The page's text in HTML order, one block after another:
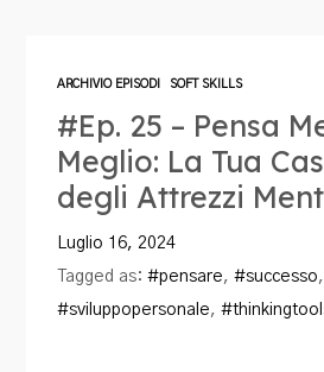
ARCHIVIO EPISODI SOFT SKILLS
#Ep. 25 – Pensa
Meglio: La Tua
degli Attrezzi
Luglio 16, 2024
Tagged as:#pensare,#successo,
#sviluppopersonale,